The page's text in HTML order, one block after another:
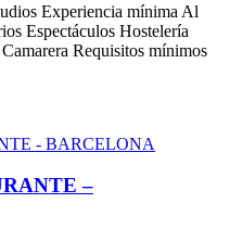
Experiencia mínima Al
Espectáculos Hostelería
Requisitos mínimos
–